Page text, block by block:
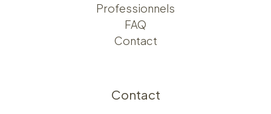
Professionnels
FAQ
Contact
Contact